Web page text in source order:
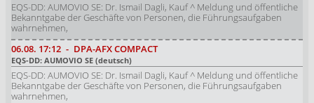
EQS-DD: AUMOVIO SE: Dr. Ismail Dagli, Kauf ^ Meldung und öffentliche
Bekanntgabe der Geschäfte von Personen, die Führungsaufgaben
wahrnehmen,
06.08. 17:12 - DPA-AFX COMPACT
EQS-DD: AUMOVIO SE (deutsch)
EQS-DD: AUMOVIO SE: Dr. Ismail Dagli, Kauf ^ Meldung und öffentliche
Bekanntgabe der Geschäfte von Personen, die Führungsaufgaben
wahrnehmen,